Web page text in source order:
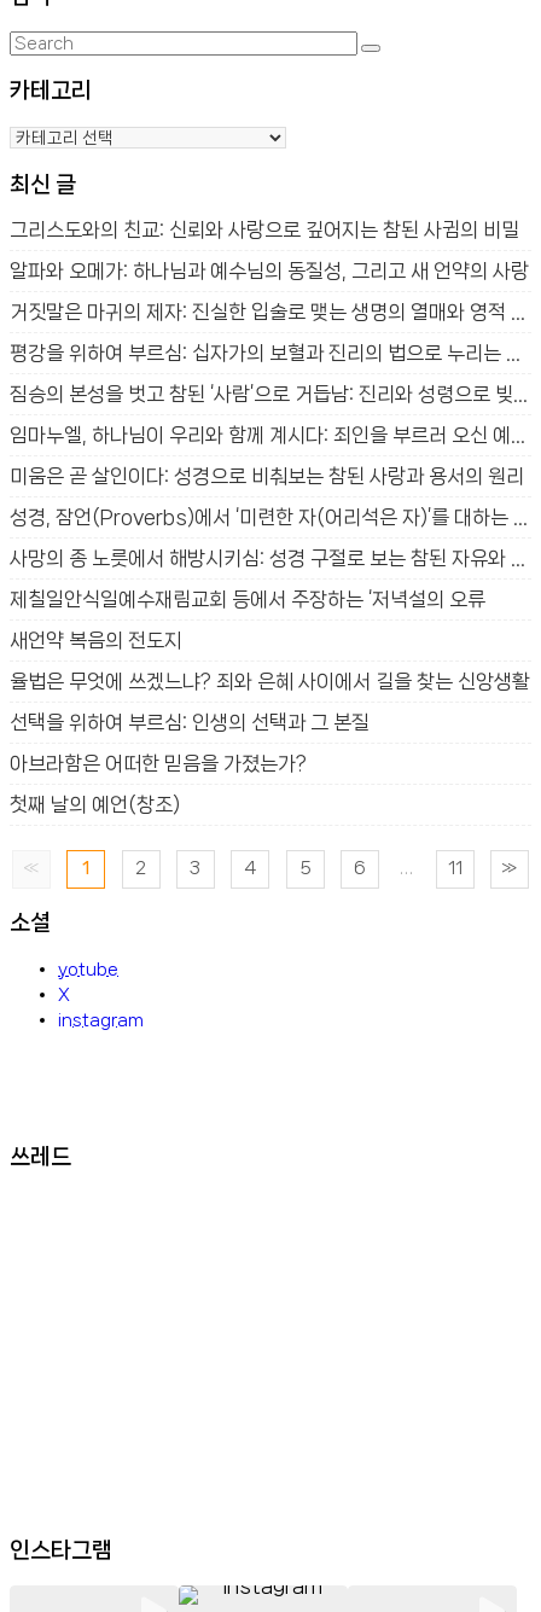
Search
Search
카테고리
카
고
최신 글
그리스도와의 친교: 신뢰와 사랑으로 깊어지는 참된 사귐의 비밀
알파와 오메가: 하나님과 예수님의 동질성, 그리고 새 언약의 사랑
미움은 곧 살인이다: 성경으로 비춰보는 참된 사랑과 용서의 원리
제칠일안식일예수재림교회 등에서 주장하는 ‘저녁설의 오류
새언약 복음의 전도지
율법은 무엇에 쓰겠느냐? 죄와 은혜 사이에서 길을 찾는 신앙생활
선택을 위하여 부르심: 인생의 선택과 그 본질
아브라함은 어떠한 믿음을 가졌는가?
첫째 날의 예언(창조)
« 1 2 3 4 5 6 ... 11 »
소셜
yotube
X
instagram
쓰레드
인스타그램